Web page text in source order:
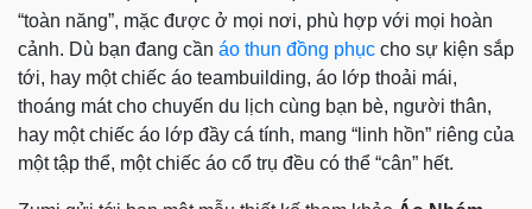
“toàn năng”, mặc được ở mọi nơi, phù hợp với mọi hoàn
cảnh. Dù bạn đang cần áo thun đồng phục cho sự kiện sắp
tới, hay một chiếc áo teambuilding, áo lớp thoải mái,
thoáng mát cho chuyến du lịch cùng bạn bè, người thân,
hay một chiếc áo lớp đầy cá tính, mang “linh hồn” riêng của
một tập thể, một chiếc áo cổ trụ đều có thể “cân” hết.